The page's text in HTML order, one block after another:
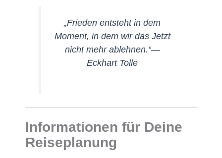
„Frieden entsteht in dem
Moment, in dem wir das Jetzt
nicht mehr ablehnen.“—
Eckhart Tolle
Informationen für Deine
Reiseplanung